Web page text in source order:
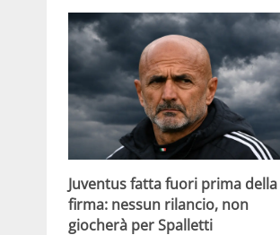
Juventus fatta fuori prima della
firma: nessun rilancio, non
giocherà per Spalletti